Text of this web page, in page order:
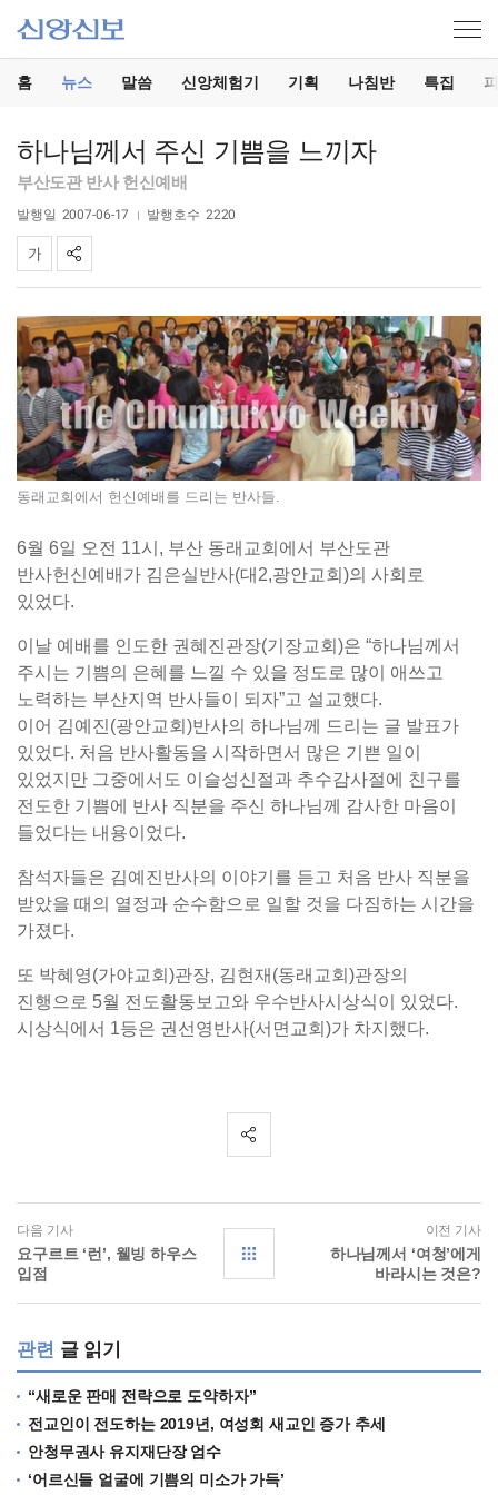
홈 뉴스 말씀 신앙체험기 기획 나침반 특집
하나님께서 주신 기쁨을 느끼자
부산도관 반사 헌신예배
발행일 2007-06-17 발행호수 2220
동래교회에서 헌신예배를 드리는 반사들.
6월 6일 오전 11시, 부산 동래교회에서 부산도관
반사헌신예배가 김은실반사(대2,광안교회)의 사회로
있었다.
이날 예배를 인도한 권혜진관장(기장교회)은 “하나님께서
주시는 기쁨의 은혜를 느낄 수 있을 정도로 많이 애쓰고
노력하는 부산지역 반사들이 되자”고 설교했다.
이어 김예진(광안교회)반사의 하나님께 드리는 글 발표가
있었다. 처음 반사활동을 시작하면서 많은 기쁜 일이
있었지만 그중에서도 이슬성신절과 추수감사절에 친구를
전도한 기쁨에 반사 직분을 주신 하나님께 감사한 마음이
들었다는 내용이었다.
참석자들은 김예진반사의 이야기를 듣고 처음 반사 직분을
받았을 때의 열정과 순수함으로 일할 것을 다짐하는 시간을
가졌다.
또 박혜영(가야교회)관장, 김현재(동래교회)관장의
진행으로 5월 전도활동보고와 우수반사시상식이 있었다.
시상식에서 1등은 권선영반사(서면교회)가 차지했다.
다음 기사
요구르트 ‘런’, 웰빙 하우스
입점
이전 기사
하나님께서 ‘여청’에게
바라시는 것은?
관련 글 읽기
“새로운 판매 전략으로 도약하자”
전교인이 전도하는 2019년, 여성회 새교인 증가 추세
안청무권사 유지재단장 엄수
‘어르신들 얼굴에 기쁨의 미소가 가득’